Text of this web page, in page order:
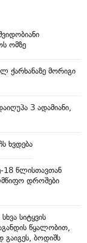
ომზე
ქარხანაზე მორიგი
3 ადამიანი,
ხვდება
18 წლისთავთან
დროშები
სიტყვის
წყალობით,
გაიგეს, ბოდიშს